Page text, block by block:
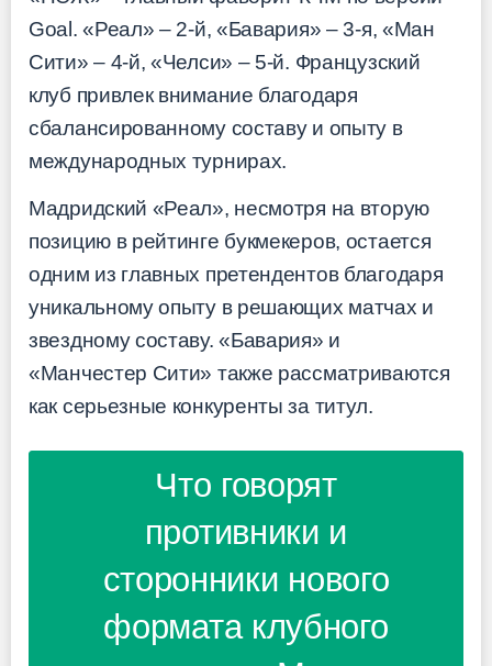
Goal. «Реал» – 2-й, «Бавария» – 3-я, «Ман
Сити» – 4-й, «Челси» – 5-й. Французский
клуб привлек внимание благодаря
сбалансированному составу и опыту в
международных турнирах.
Мадридский «Реал», несмотря на вторую
позицию в рейтинге букмекеров, остается
одним из главных претендентов благодаря
уникальному опыту в решающих матчах и
звездному составу. «Бавария» и
«Манчестер Сити» также рассматриваются
как серьезные конкуренты за титул.
Что говорят
противники и
сторонники нового
формата клубного